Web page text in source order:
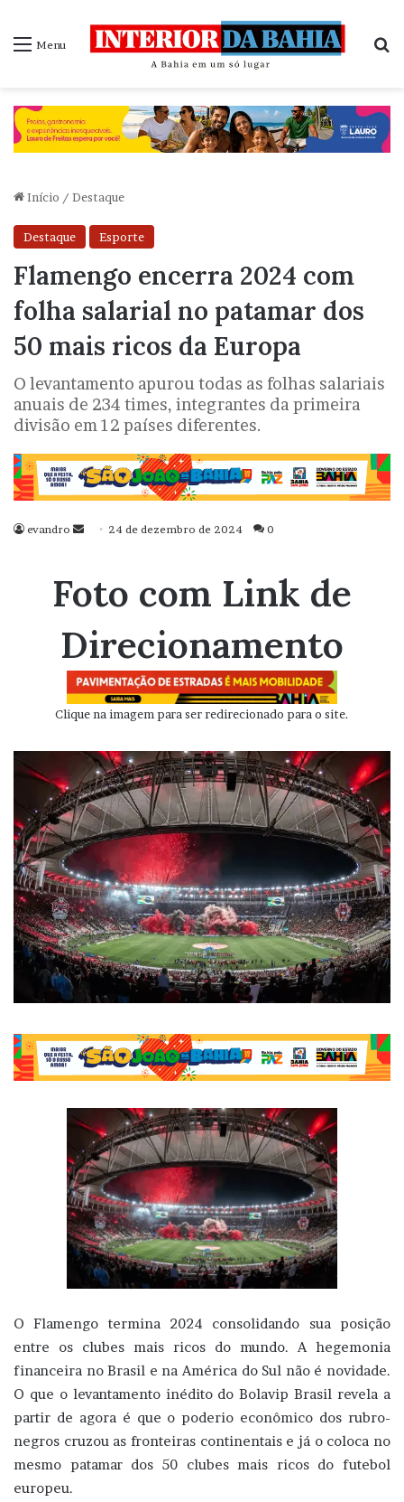
Menu
Início / Destaque
Destaque Esporte
Flamengo encerra 2024 com
folha salarial no patamar dos
50 mais ricos da Europa
O levantamento apurou todas as folhas salariais
anuais de 234 times, integrantes da primeira
divisão em 12 países diferentes.
evandro
Mande
mail
24 de dezembro de 2024 0
Foto com Link de
Direcionamento
Clique na imagem para ser redirecionado para o site.
O Flamengo termina 2024 consolidando sua posição
entre os clubes mais ricos do mundo. A hegemonia
financeira no Brasil e na América do Sul não é novidade.
O que o levantamento inédito do Bolavip Brasil revela a
partir de agora é que o poderio econômico dos rubro-
negros cruzou as fronteiras continentais e já o coloca no
mesmo patamar dos 50 clubes mais ricos do futebol
europeu.